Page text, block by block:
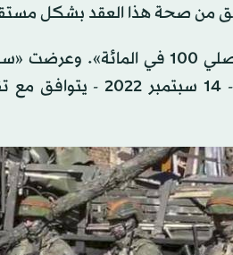
من صحة هذا العقد بشكل
لكن المصدر الأمني قال: «نعتقد أنه
المحتوى كان «معقولاً»،